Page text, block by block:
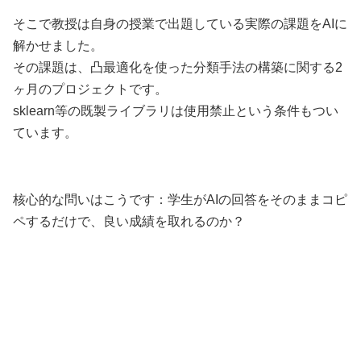
そこで教授は自身の授業で出題している実際の課題をAIに
解かせました。
その課題は、凸最適化を使った分類手法の構築に関する2
ヶ月のプロジェクトです。
sklearn等の既製ライブラリは使用禁止という条件もつい
ています。
核心的な問いはこうです：学生がAIの回答をそのままコピ
ペするだけで、良い成績を取れるのか？